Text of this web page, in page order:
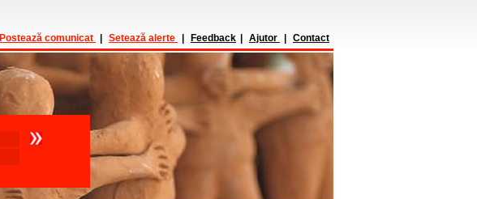
Postează comunicat Setează alerte Feedback Ajutor Contact